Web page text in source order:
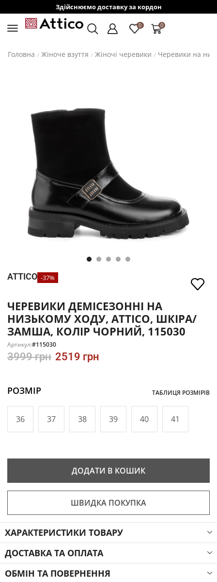
Здійснюємо доставку за кордон
0 0
Головна / Жіноче взуття / Жіночі черевики / Черевики на
ATTICO -37%
ЧЕРЕВИКИ ДЕМІСЕЗОННІ НА
НИЗЬКОМУ ХОДУ, ATTICO, ШКІРА/
ЗАМША, КОЛІР ЧОРНИЙ, 115030
Артикул:#115030
3999грн 2519 грн
РОЗМІР ТАБЛИЦЯ РОЗМІРІВ
36 37 38 39 40 41
ДОДАТИ В КОШИК
ШВИДКА ПОКУПКА
ХАРАКТЕРИСТИКИ ТОВАРУ
ДОСТАВКА ТА ОПЛАТА
ОБМІН ТА ПОВЕРНЕННЯ